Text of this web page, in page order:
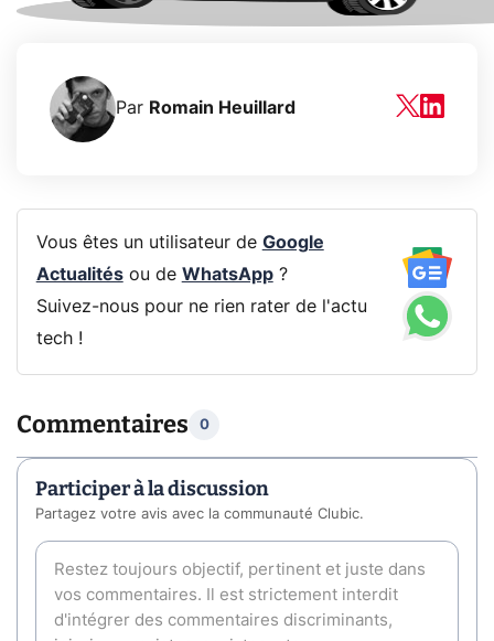
Par Romain Heuillard
Vous êtes un utilisateur de Google
Actualitésou de WhatsApp?
Suivez-nous pour ne rien rater de l'actu
tech !
Commentaires 0
Participer à la discussion
Partagez votre avis avec la communauté Clubic.